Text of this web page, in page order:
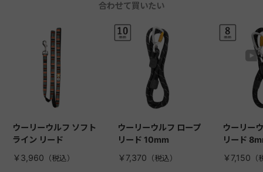
合わせて買いたい
ウーリーウルフ ソフト
ライン リード
￥3,960
ウーリーウルフ ロープ
リード 10mm
￥7,370
ウーリー
リード
￥7,150